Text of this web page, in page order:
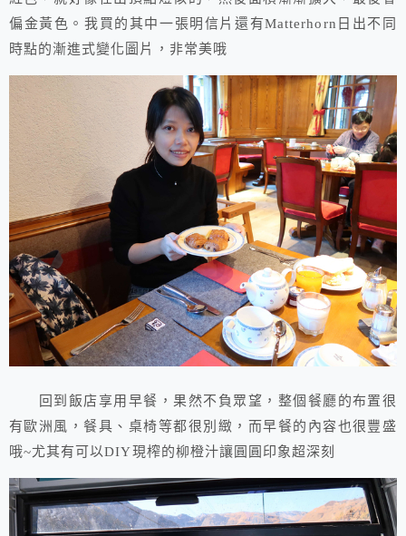
偏金黃色。我買的其中一張明信片還有Matterhorn日出不同
時點的漸進式變化圖片，非常美哦
回到飯店享用早餐，果然不負眾望，整個餐廳的布置很
有歐洲風，餐具、桌椅等都很別緻，而早餐的內容也很豐盛
哦~尤其有可以DIY現榨的柳橙汁讓圓圓印象超深刻